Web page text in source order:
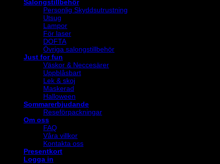
Salongstillbehör
Personlig Skyddsutrustning
Utsug
Lampor
För laser
DOFTA
Övriga salongstillbehör
Just for fun
Väskor & Neccesärer
Uppblåsbart
Lek & skoj
Maskerad
Halloween
Sommarerbjudande
Reseförpackningar
Om oss
FAQ
Våra villkor
Kontakta oss
Presentkort
Logga in